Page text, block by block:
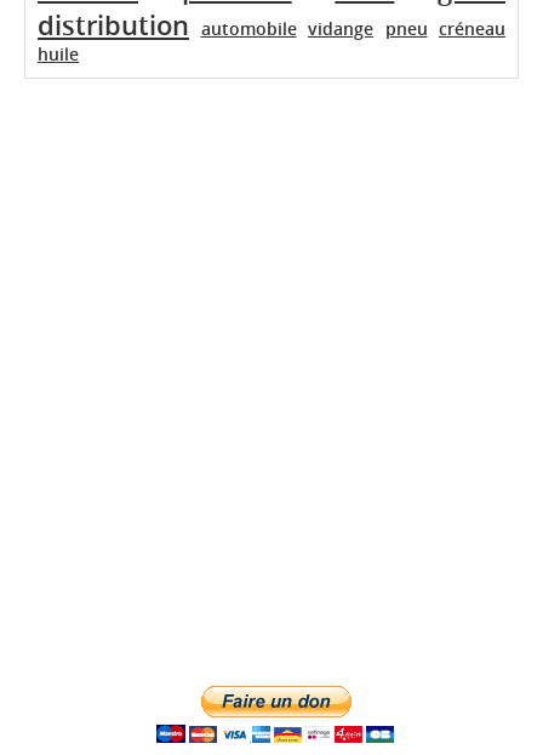
distribution automobile vidange pneu créneau
huile